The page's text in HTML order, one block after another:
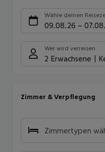
Wähle deinen
09.08.26 –
Wer wird verreisen
2 Erwachsene
Zimmer & Verpflegung
Zimmertypen